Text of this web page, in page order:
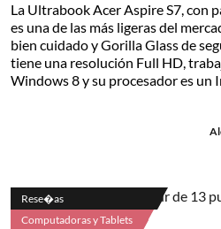
La Ultrabook Acer Aspire S7, con
es una de las más ligeras del
bien cuidado y Gorilla Glass de
tiene una resolución Full HD,
Windows 8 y su procesador es un
Rese�as
Computadoras y Tablets